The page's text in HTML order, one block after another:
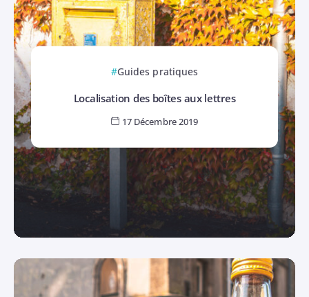
Guides pratiques
Localisation des boîtes aux lettres
17 Décembre 2019